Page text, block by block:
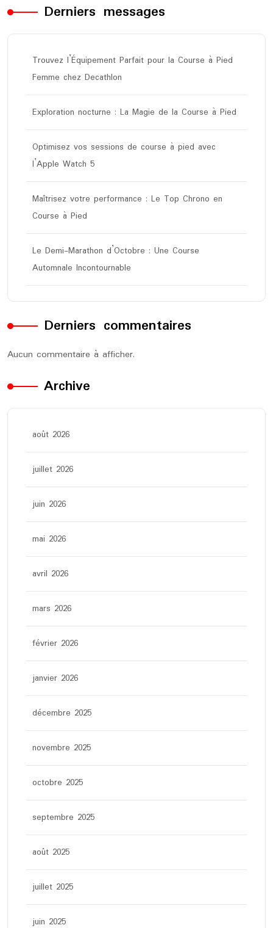
Derniers messages
Trouvez l’Équipement Parfait pour la Course à Pied
Femme chez Decathlon
Exploration nocturne : La Magie de la Course à Pied
Optimisez vos sessions de course à pied avec
l’Apple Watch 5
Maîtrisez votre performance : Le Top Chrono en
Course à Pied
Le Demi-Marathon d’Octobre : Une Course
Automnale Incontournable
Derniers commentaires
Aucun commentaire à afficher.
Archive
août 2026
juillet 2026
juin 2026
mai 2026
avril 2026
mars 2026
février 2026
janvier 2026
décembre 2025
novembre 2025
octobre 2025
septembre 2025
août 2025
juillet 2025
juin 2025